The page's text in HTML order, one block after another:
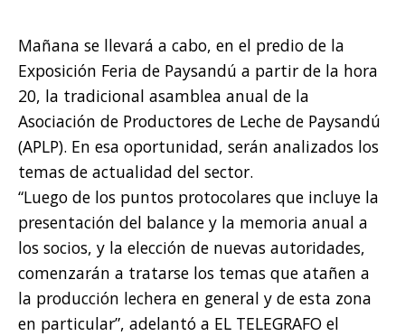
Mañana se llevará a cabo, en el predio de la
Exposición Feria de Paysandú a partir de la hora
20, la tradicional asamblea anual de la
Asociación de Productores de Leche de Paysandú
(APLP). En esa oportunidad, serán analizados los
temas de actualidad del sector.
“Luego de los puntos protocolares que incluye la
presentación del balance y la memoria anual a
los socios, y la elección de nuevas autoridades,
comenzarán a tratarse los temas que atañen a
la producción lechera en general y de esta zona
en particular”, adelantó a EL TELEGRAFO el